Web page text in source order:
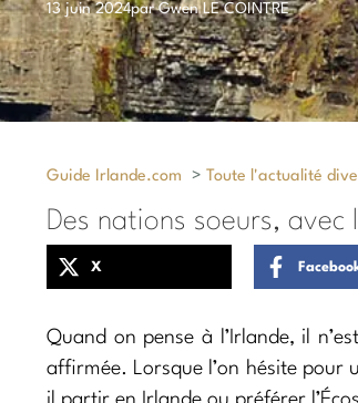
13 juin 2024par Gwen LE COINTRE
Guide Irlande.com > Toute l'actualité
Des nations soeurs,
X
Quand on pense à l’Irlande, il
affirmée. Lorsque l’on hésite